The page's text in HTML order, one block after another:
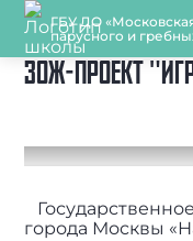
ГБУ ДО
парусного и
ЗОЖ-ПРОЕКТ
города Москвы